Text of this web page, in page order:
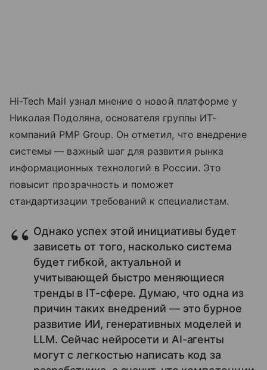
Hi-Tech Mail узнал мнение о новой платформе у
Николая Подоляна, основателя группы ИТ-
компаний PMP Group. Он отметил, что внедрение
системы — важный шаг для развития рынка
информационных технологий в России. Это
повысит прозрачность и поможет
стандартизации требований к специалистам.
Однако успех этой инициативы будет
зависеть от того, насколько система
будет гибкой, актуальной и
учитывающей быстро меняющиеся
тренды в IT-сфере. Думаю, что одна из
причин таких внедрений — это бурное
развитие ИИ, генеративных моделей и
LLM. Сейчас нейросети и AI-агенты
могут с легкостью написать код за